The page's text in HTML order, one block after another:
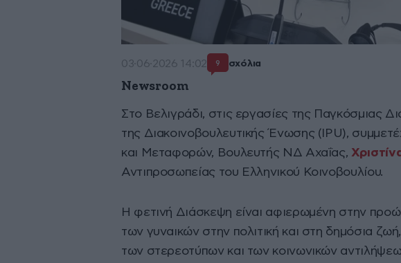
03·06·2026 14:02 9 σχόλια
Newsroom
Στο Βελιγράδι, στις εργασίες της Παγκόσμιας
της Διακοινοβουλευτικής Ένωσης (IPU),
και Μεταφορών, Βουλευτής ΝΔ Αχαΐας,
Αντιπροσωπείας του Ελληνικού Κοινοβουλίου.
Η φετινή Διάσκεψη είναι αφιερωμένη στην
των γυναικών στην πολιτική και στη δημόσια
των στερεοτύπων και των κοινωνικών